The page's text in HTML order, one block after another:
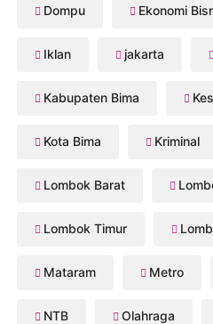
Dompu Ekonomi
Iklan jakarta
Kabupaten Bima
Kota Bima Kriminal
Lombok Barat
Lombok Timur
Mataram Metro
NTB Olahraga